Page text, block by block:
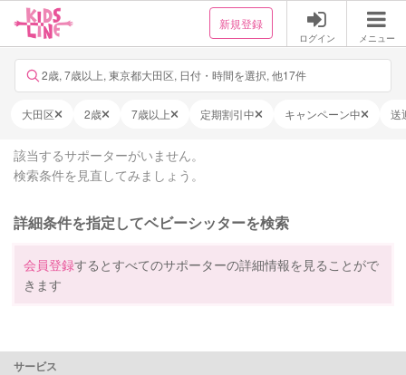
新規登録
ログイン メニュー
2歳, 7歳以上, 東京都大田区, 日付・時間を選択, 他17件
大田区 2歳 7歳以上 定期割引中 キャンペーン中 送
該当するサポーターがいません。
検索条件を見直してみましょう。
詳細条件を指定してベビーシッターを検索
会員登録するとすべてのサポーターの詳細情報を見ることがで
きます
サービス